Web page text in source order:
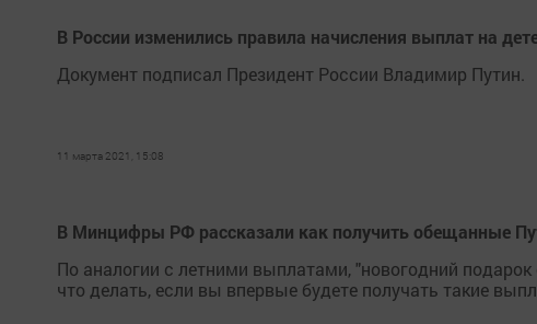
В России изменились правила начисления выплат на
Документ подписал Президент России Владимир Путин.
11 марта 2021, 15:08
В Минцифры РФ рассказали как получить обещанные
По аналогии с летними выплатами, "новогодний
что делать, если вы впервые будете получать такие